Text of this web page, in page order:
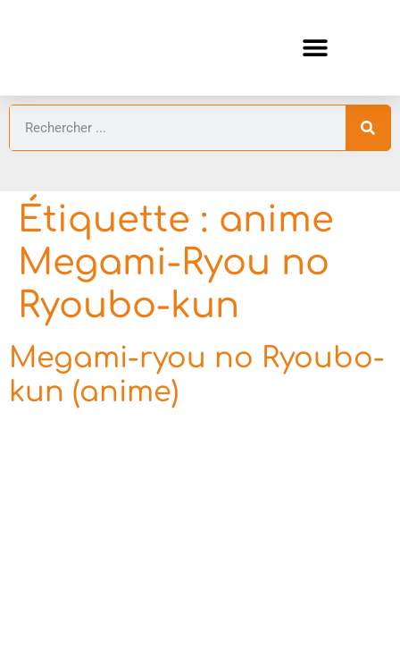
Étiquette : anime
Megami-Ryou no
Ryoubo-kun
Megami-ryou no Ryoubo-
kun (anime)